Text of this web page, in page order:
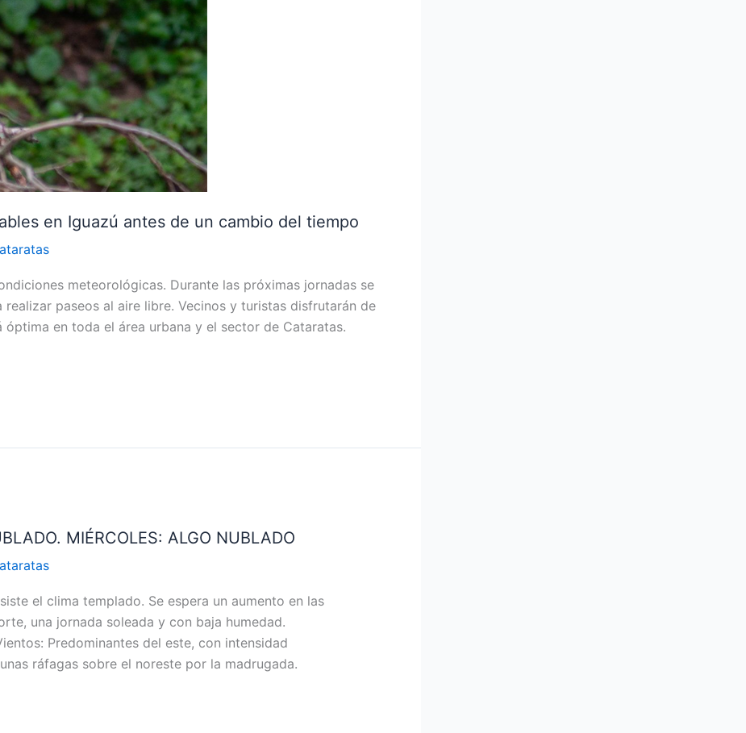
en Iguazú antes de un cambio del tiempo
meteorológicas. Durante las próximas jornadas se
paseos al aire libre. Vecinos y turistas disfrutarán de
en toda el área urbana y el sector de Cataratas.
MIÉRCOLES: ALGO NUBLADO
el clima templado. Se espera un aumento en las
una jornada soleada y con baja humedad.
Predominantes del este, con intensidad
ráfagas sobre el noreste por la madrugada.